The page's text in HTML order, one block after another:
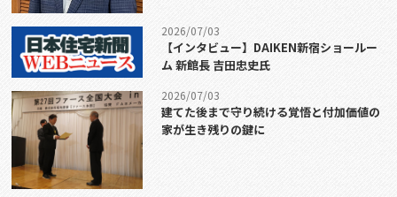
2026/07/03
【インタビュー】DAIKEN新宿ショールー
ム 新館長 吉田忠史氏
2026/07/03
建てた後まで守り続ける覚悟と付加価値の
家が生き残りの鍵に